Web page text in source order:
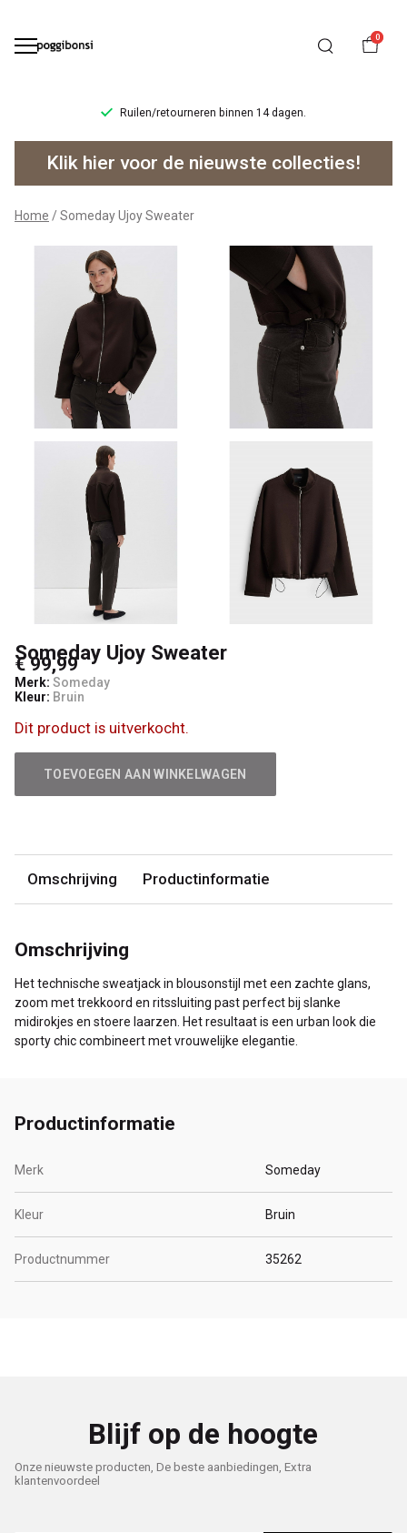
0
Ruilen/retourneren binnen 14 dagen.
Someday
Ujoy
Sweater
Poggibonsi
Klik hier voor de nieuwste collecties!
Home Someday Ujoy Sweater
Someday Ujoy Sweater
€ 99,99
Merk: Someday
Kleur: Bruin
Dit product is uitverkocht.
TOEVOEGEN AAN WINKELWAGEN
Omschrijving Productinformatie
Omschrijving
Het technische sweatjack in blousonstijl met een zachte glans,
zoom met trekkoord en ritssluiting past perfect bij slanke
midirokjes en stoere laarzen. Het resultaat is een urban look die
sporty chic combineert met vrouwelijke elegantie.
Productinformatie
Merk Someday
Kleur Bruin
Productnummer 35262
Blijf op de hoogte
Onze nieuwste producten, De beste aanbiedingen, Extra
klantenvoordeel